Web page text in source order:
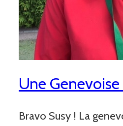
Une
Bravo Susy ! La